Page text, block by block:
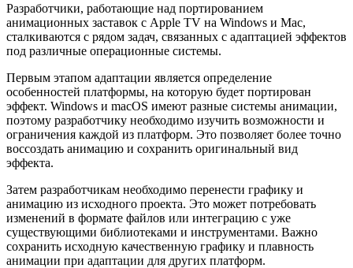
Разработчики, работающие над портированием
анимационных заставок с Apple TV на Windows и Mac,
сталкиваются с рядом задач, связанных с адаптацией эффектов
под различные операционные системы.
Первым этапом адаптации является определение
особенностей платформы, на которую будет портирован
эффект. Windows и macOS имеют разные системы анимации,
поэтому разработчику необходимо изучить возможности и
ограничения каждой из платформ. Это позволяет более точно
воссоздать анимацию и сохранить оригинальный вид
эффекта.
Затем разработчикам необходимо перенести графику и
анимацию из исходного проекта. Это может потребовать
изменений в формате файлов или интеграцию с уже
существующими библиотеками и инструментами. Важно
сохранить исходную качественную графику и плавность
анимации при адаптации для других платформ.